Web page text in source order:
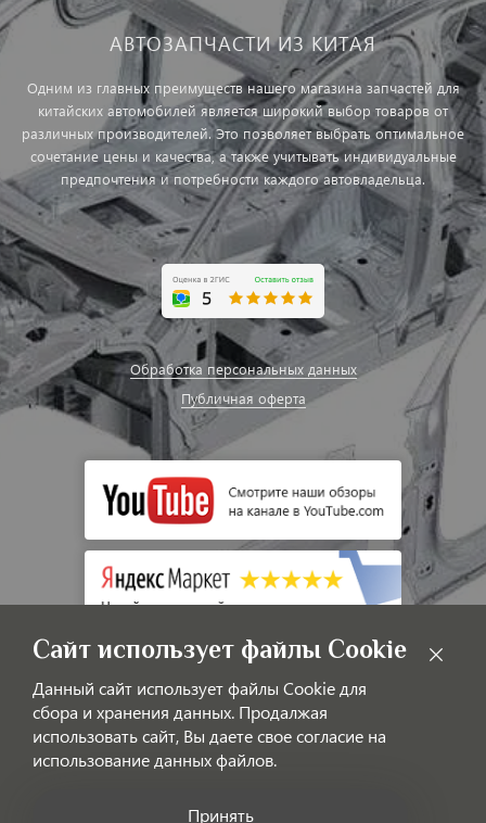
АВТОЗАПЧАСТИ ИЗ КИТАЯ
Одним из главных преимуществ нашего магазина запчастей для
китайских автомобилей является широкий выбор товаров от
различных производителей. Это позволяет выбрать оптимальное
сочетание цены и качества, а также учитывать индивидуальные
предпочтения и потребности каждого автовладельца.
Обработка персональных данных
Публичная оферта
© LAOTIGGO — Интернет-магазин автозапчастей для китайских
Сайт использует файлы Cookie
Данный сайт использует файлы Cookie для
сбора и хранения данных. Продалжая
использовать сайт, Вы даете свое согласие на
использование данных файлов.
Принять